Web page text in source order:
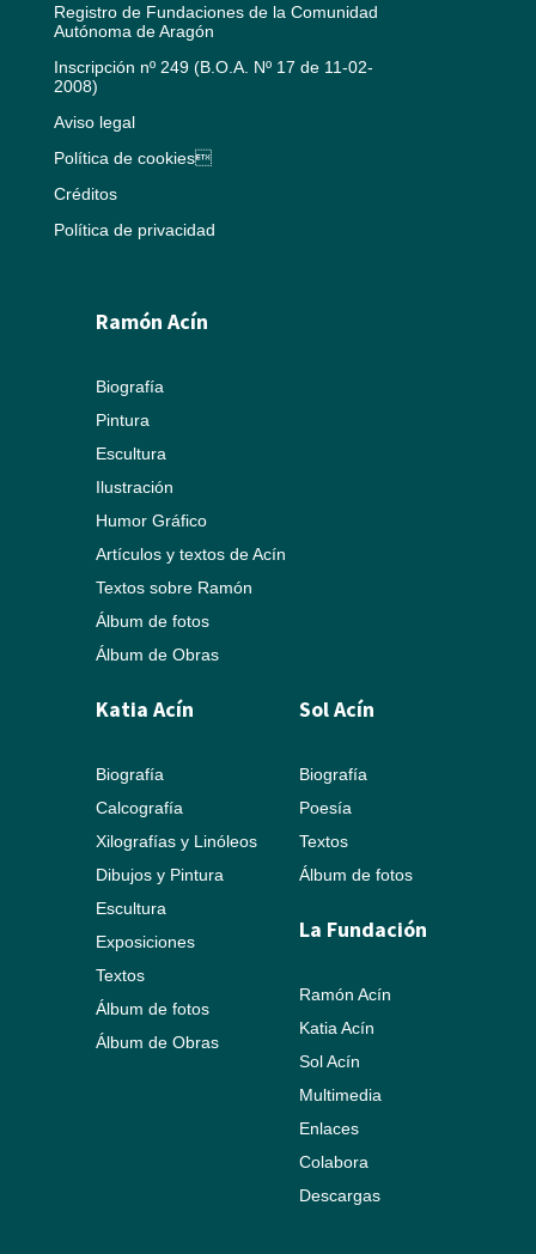
Registro de Fundaciones de la Comunidad
Autónoma de Aragón
Inscripción nº 249 (B.O.A. Nº 17 de 11-02-
2008)
Aviso legal
Política de cookies
Créditos
Política de privacidad
Ramón Acín
Biografía
Pintura
Escultura
Ilustración
Humor Gráfico
Artículos y textos de Acín
Textos sobre Ramón
Álbum de fotos
Álbum de Obras
Katia Acín
Biografía
Calcografía
Xilografías y Linóleos
Dibujos y Pintura
Escultura
Exposiciones
Textos
Álbum de fotos
Álbum de Obras
Sol Acín
Biografía
Poesía
Textos
Álbum de fotos
La Fundación
Ramón Acín
Katia Acín
Sol Acín
Multimedia
Enlaces
Colabora
Descargas